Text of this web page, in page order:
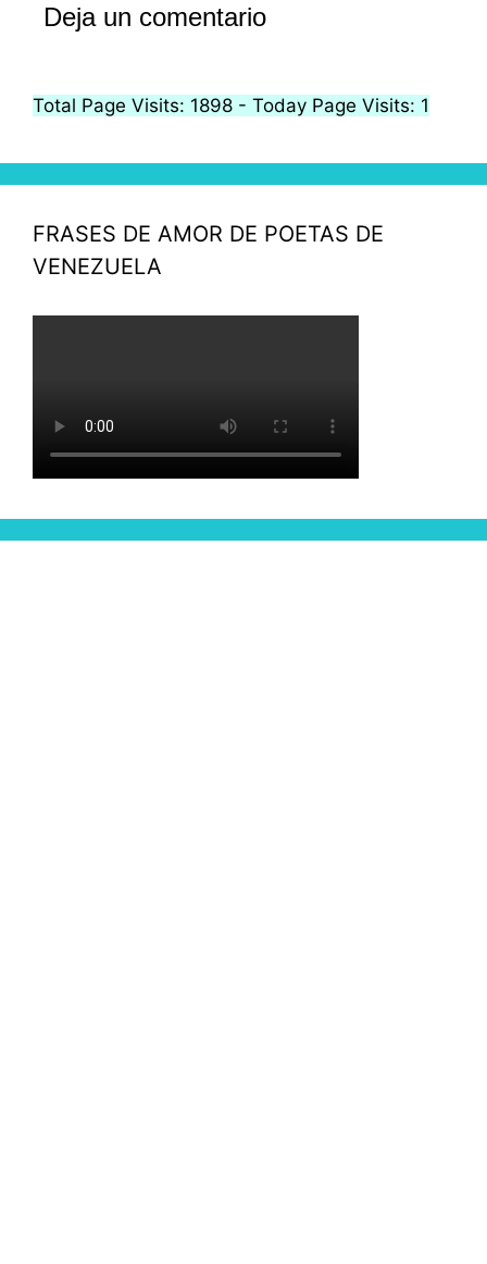
Deja un comentario
Total Page Visits: 1898 - Today Page Visits: 1
FRASES DE AMOR DE POETAS DE
VENEZUELA